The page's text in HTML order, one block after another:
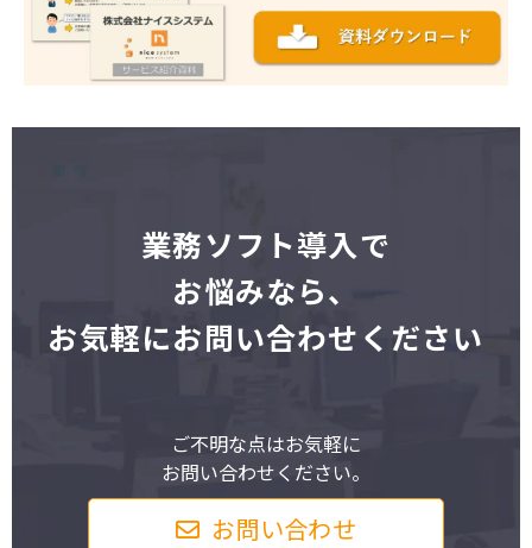
業務ソフト導入で
お悩みなら、
お気軽にお問い合わせください
ご不明な点はお気軽に
お問い合わせください。
お問い合わせ